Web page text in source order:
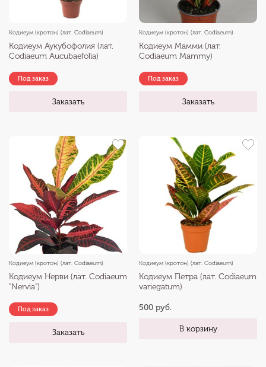
Кодиеум (кротон) (лат. Codiaeum)
Кодиеум Аукубофолия (лат.
Codiaeum Aucubaefolia)
Под заказ
Заказать
Кодиеум (кротон) (лат. Codiaeum)
Кодиеум Мамми (лат.
Codiaeum Mammy)
Под заказ
Заказать
Кодиеум (кротон) (лат. Codiaeum)
Кодиеум Нерви (лат. Codiaeum
"Nervia")
Под заказ
Заказать
Кодиеум (кротон) (лат. Codiaeum)
Кодиеум Петра (лат. Codiaeum
variegatum)
500 руб.
В корзину